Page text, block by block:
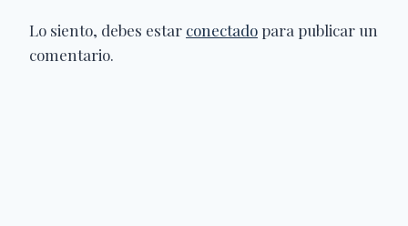
Lo siento, debes estar conectado para publicar un
comentario.